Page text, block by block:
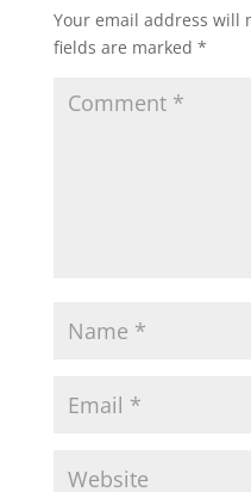
Your email address will
fields are marked *